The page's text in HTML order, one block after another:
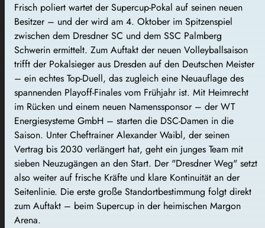
Frisch poliert wartet der Supercup-Pokal auf seinen neuen
Besitzer – und der wird am 4. Oktober im Spitzenspiel
zwischen dem Dresdner SC und dem SSC Palmberg
Schwerin ermittelt. Zum Auftakt der neuen Volleyballsaison
trifft der Pokalsieger aus Dresden auf den Deutschen Meister
– ein echtes Top-Duell, das zugleich eine Neuauflage des
spannenden Playoff-Finales vom Frühjahr ist. Mit Heimrecht
im Rücken und einem neuen Namenssponsor – der WT
Energiesysteme GmbH – starten die DSC-Damen in die
Saison. Unter Cheftrainer Alexander Waibl, der seinen
Vertrag bis 2030 verlängert hat, geht ein junges Team mit
sieben Neuzugängen an den Start. Der "Dresdner Weg" setzt
also weiter auf frische Kräfte und klare Kontinuität an der
Seitenlinie. Die erste große Standortbestimmung folgt direkt
zum Auftakt – beim Supercup in der heimischen Margon
Arena.